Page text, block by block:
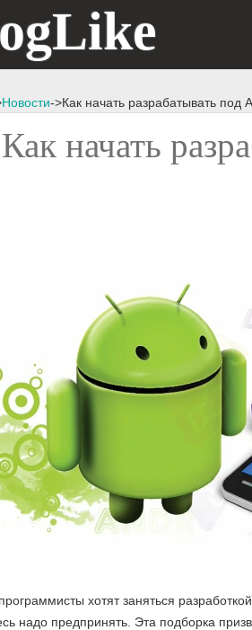
Новости->Как начать разрабатывать под
Как начать
хотят заняться
надо предпринять. Эта подборка